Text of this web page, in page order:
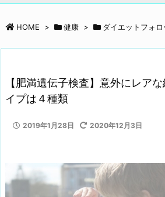
HOME > 健康 > ダイエットフォロ
【肥満遺伝子検査】意外にレア
イプは４種類
2019年1月28日 2020年12月3日